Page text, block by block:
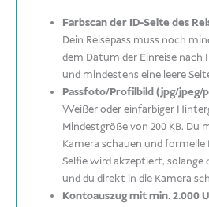
Farbscan der ID-Seite des
Dein Reisepass muss noch
dem Datum der Einreise nach
und mindestens eine leere
Passfoto/Profilbild (jpg/jpeg/
Weißer oder einfarbiger
Mindestgröße von 200 KB. Du
Kamera schauen und formelle
Selfie wird akzeptiert, solange
und du direkt in die Kamera
Kontoauszug mit min. 2.000